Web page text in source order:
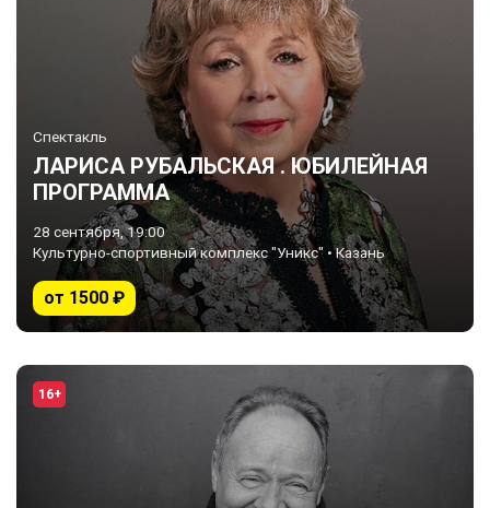
Спектакль
ЛАРИСА РУБАЛЬСКАЯ . ЮБИЛЕЙНАЯ
ПРОГРАММА
28 сентября, 19:00
Культурно-спортивный комплекс "Уникс" • Казань
от 1500 ₽
16+